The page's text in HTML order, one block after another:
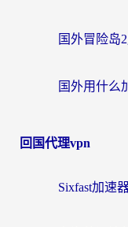
回国代理vpn